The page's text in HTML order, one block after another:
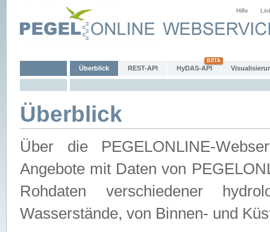
Hilfe
Überblick REST-API HyDAS-API
Überblick
Über die PEGELONLINE-
Angebote mit Daten von
Rohdaten verschiedener
Wasserstände, von Binnen- und